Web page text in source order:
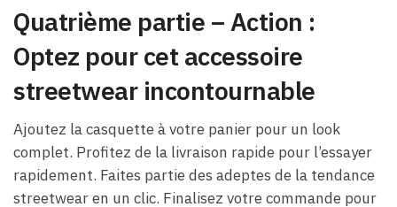
Quatrième partie – Action :
Optez pour cet accessoire
streetwear incontournable
Ajoutez la casquette à votre panier pour un look
complet. Profitez de la livraison rapide pour l’essayer
rapidement. Faites partie des adeptes de la tendance
streetwear en un clic. Finalisez votre commande pour